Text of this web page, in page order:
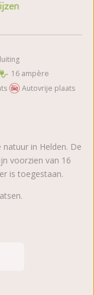
16 ampère
Autovrije plaats
in Helden. De
voorzien van 16
is toegestaan.